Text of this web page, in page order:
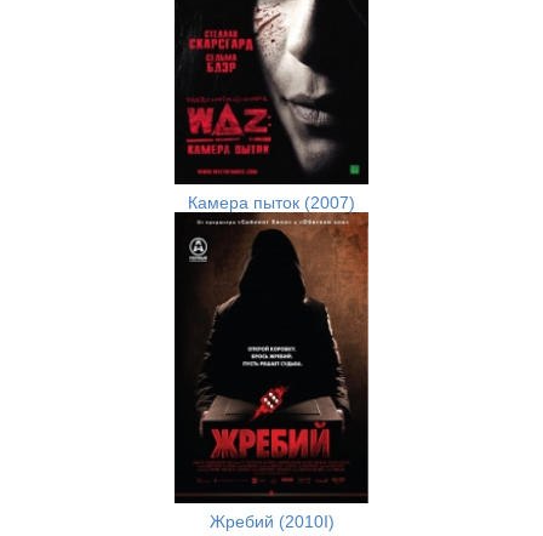
Камера пыток (2007)
Жребий (2010I)